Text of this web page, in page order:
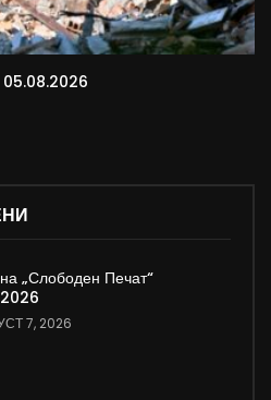
05.08.2026
„Слободен Печат“
7, 2026